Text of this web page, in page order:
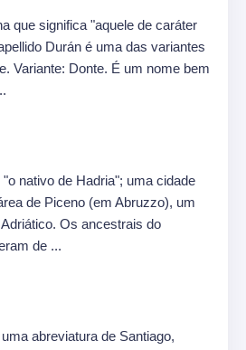
que significa "aquele de caráter
Durán é uma das variantes
Variante: Donte. É um nome bem
nativo de Hadria"; uma cidade
de Piceno (em Abruzzo), um
Os ancestrais do
de ...
abreviatura de Santiago,